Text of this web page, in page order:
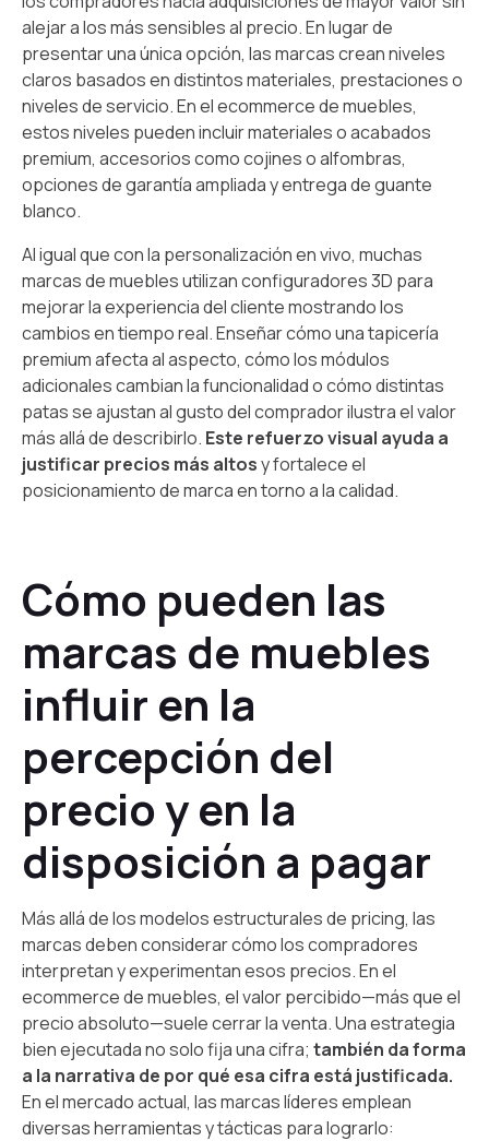
alejar a los más sensibles al precio. En lugar de
presentar una única opción, las marcas crean niveles
claros basados en distintos materiales, prestaciones o
niveles de servicio. En el ecommerce de muebles,
estos niveles pueden incluir materiales o acabados
premium, accesorios como cojines o alfombras,
opciones de garantía ampliada y entrega de guante
blanco.
Al igual que con la personalización en vivo, muchas
marcas de muebles utilizan configuradores 3D para
mejorar la experiencia del cliente mostrando los
cambios en tiempo real. Enseñar cómo una tapicería
premium afecta al aspecto, cómo los módulos
adicionales cambian la funcionalidad o cómo distintas
patas se ajustan al gusto del comprador ilustra el valor
más allá de describirlo. Este refuerzo visual ayuda a
justificar precios más altosy fortalece el
posicionamiento de marca en torno a la calidad.
Cómo pueden las
marcas de muebles
influir en la
percepción del
precio y en la
disposición a pagar
Más allá de los modelos estructurales de pricing, las
marcas deben considerar cómo los compradores
interpretan y experimentan esos precios. En el
ecommerce de muebles, el valor percibido—más que el
precio absoluto—suele cerrar la venta. Una estrategia
bien ejecutada no solo fija una cifra; también da forma
a la narrativa de por qué esa cifra está justificada.
En el mercado actual, las marcas líderes emplean
diversas herramientas y tácticas para lograrlo: